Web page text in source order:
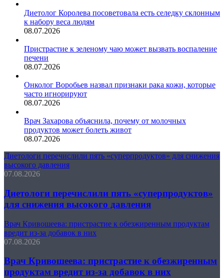
Диетолог Королева посоветовала есть селедку склонным
к набору веса людям
08.07.2026
Пристрастие к зеленому чаю может вызвать воспаление
печени
08.07.2026
Онколог Воробьев назвал признаки рака кожи, которые
часто игнорируют
08.07.2026
Врач Захарова объяснила, почему от молочных
продуктов может болеть живот
08.07.2026
Диетологи перечислили пять «суперпродуктов» для снижения
высокого давления
07.08.2026
Диетологи перечислили пять «суперпродуктов»
для снижения высокого давления
Врач Кривошеева: пристрастие к обезжиренным продуктам
вредит из-за добавок в них
07.08.2026
Врач Кривошеева: пристрастие к обезжиренным
продуктам вредит из-за добавок в них